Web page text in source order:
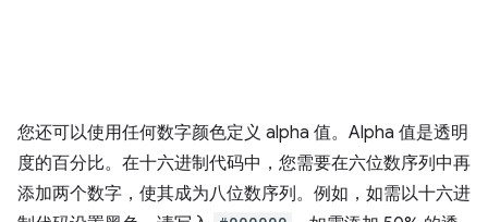
您还可以使用任何数字颜色定义 alpha 值。Alpha 值是透明
度的百分比。在十六进制代码中，您需要在六位数序列中再
添加两个数字，使其成为八位数序列。例如，如需以十六进